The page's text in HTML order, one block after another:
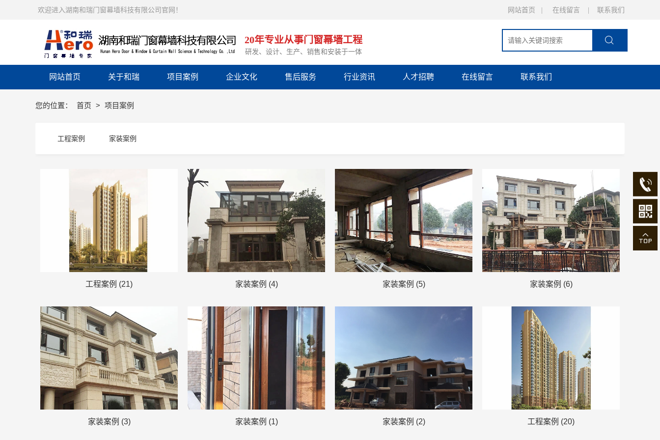
网站首页 关于和瑞 项目案例 企业文化 售后服务 行业资讯 人才招聘 在线留言 联系我们
研发、设计、生产、销售和安装于一体
欢迎进入湖南和瑞门窗幕墙科技有限公司官网！ 网站首页 在线留言 联系我们
20年专业从事门窗幕墙工程
您的位置： 首页 > 项目案例
工程案例 家装案例
工程案例 (21) 家装案例 (4) 家装案例 (5) 家装案例 (6)
家装案例 (3) 家装案例 (1) 家装案例 (2) 工程案例 (20)